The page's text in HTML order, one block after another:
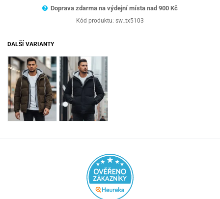
Doprava zdarma na výdejní místa nad 900 Kč
Kód produktu: sw_tx5103
DALŠÍ VARIANTY